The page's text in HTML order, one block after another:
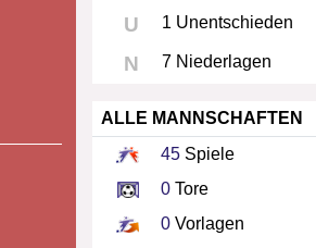
U 1 Unentschieden
N 7 Niederlagen
ALLE MANNSCHAFTEN
45 Spiele
0 Tore
0 Vorlagen